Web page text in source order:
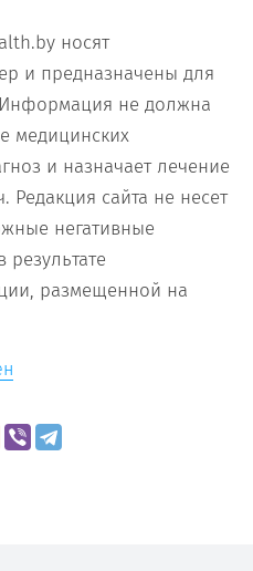
носят
и предназначены для
не должна
медицинских
и назначает лечение
сайта не несет
негативные
размещенной на